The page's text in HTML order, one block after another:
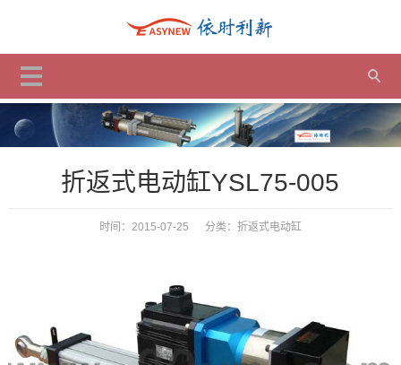
折返式电动缸YSL75-005
时间：2015-07-25 分类： 折返式电动缸